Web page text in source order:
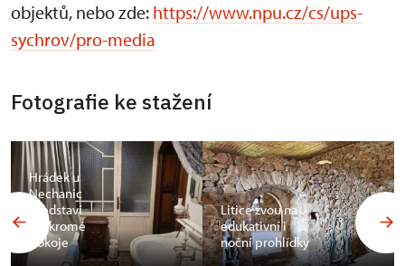
objektů, nebo zde: https://www.npu.cz/cs/ups-
sychrov/pro-media
Fotografie ke stažení
Hrádek u
Nechanic
představí
soukromé
pokoje
Litice zvou na
edukativní i
noční prohlídky